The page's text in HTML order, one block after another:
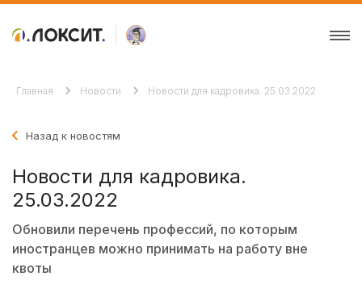
Главная Новости Новости для кадровика. 25.03.2022
Назад к новостям
Новости для кадровика.
25.03.2022
Обновили перечень профессий, по которым
иностранцев можно принимать на работу вне
квоты